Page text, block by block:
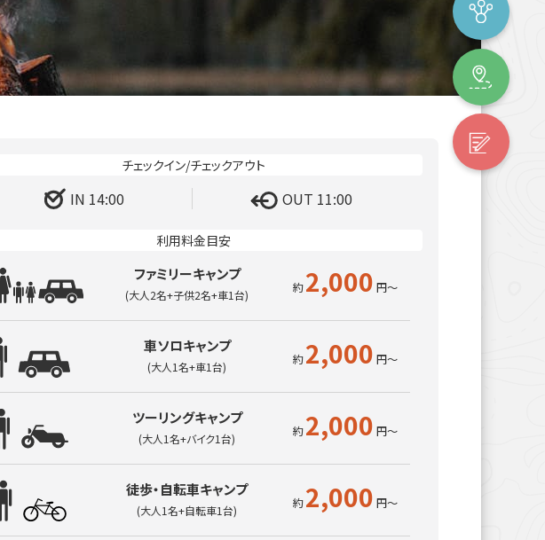
IN 14:00 OUT 11:00
ファミリーキャンプ
(大人2名+子供2名+車1台) 2,000
車ソロキャンプ
(大人1名+車1台) 2,000
ツーリングキャンプ
(大人1名+バイク1台) 2,000
徒歩・自転車キャンプ
(大人1名+自転車1台) 2,000